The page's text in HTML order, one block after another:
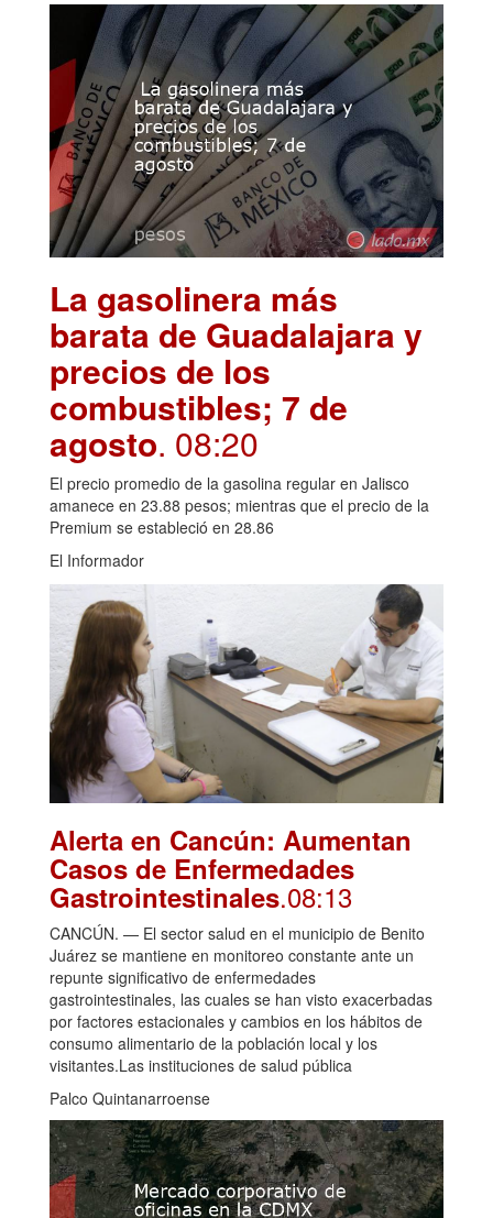
La gasolinera más
barata de Guadalajara y
precios de los
combustibles; 7 de
agosto. 08:20
El precio promedio de la gasolina regular en Jalisco
amanece en 23.88 pesos; mientras que el precio de la
Premium se estableció en 28.86
El Informador
Alerta en Cancún: Aumentan
Casos de Enfermedades
Gastrointestinales.08:13
CANCÚN. — El sector salud en el municipio de Benito
Juárez se mantiene en monitoreo constante ante un
repunte significativo de enfermedades
gastrointestinales, las cuales se han visto exacerbadas
por factores estacionales y cambios en los hábitos de
consumo alimentario de la población local y los
visitantes.Las instituciones de salud pública
Palco Quintanarroense